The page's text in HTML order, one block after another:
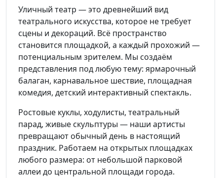
Уличный театр — это древнейший вид
театрального искусства, которое не требует
сцены и декораций. Всё пространство
становится площадкой, а каждый прохожий —
потенциальным зрителем. Мы создаём
представления под любую тему: ярмарочный
балаган, карнавальное шествие, площадная
комедия, детский интерактивный спектакль.
Ростовые куклы, ходулисты, театральный
парад, живые скульптуры — наши артисты
превращают обычный день в настоящий
праздник. Работаем на открытых площадках
любого размера: от небольшой парковой
аллеи до центральной площади города.